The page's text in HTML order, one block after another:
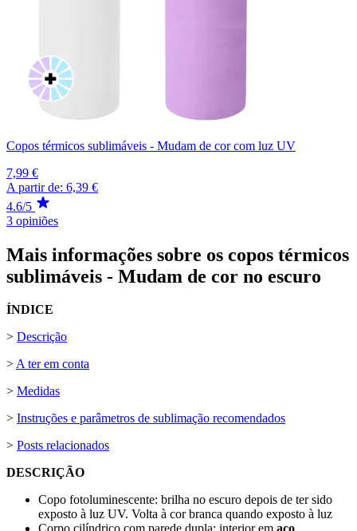
Copos térmicos sublimáveis - Mudam de cor com luz UV
7,99 €
A partir de: 6,39 €
4.6/5
3 opiniões
Mais informações sobre os copos térmicos
sublimáveis - Mudam de cor no escuro
ÍNDICE
> Descrição
>A ter em conta
> Medidas
> Instruções e parâmetros de sublimação recomendados
> Posts relacionados
DESCRIÇÃO
Copo fotoluminescente: brilha no escuro depois de ter sido
exposto à luz UV. Volta à cor branca quando exposto à luz